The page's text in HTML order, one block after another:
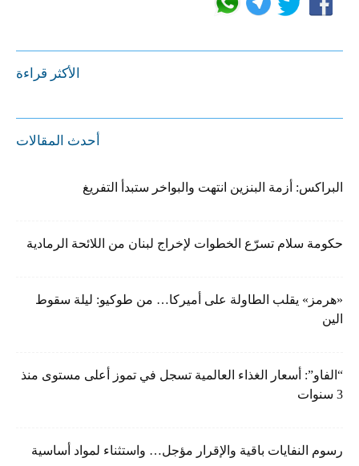
الأكثر قراءة
أحدث المقالات
البراكس: أزمة البنزين انتهت والبواخر ستبدأ التفريغ
حكومة سلام تسرّع الخطوات لإخراج لبنان من اللائحة الرمادية
«هرمز» يقلب الطاولة على أميركا… من طوكيو: ليلة سقوط
الين
“الفاو”: أسعار الغذاء العالمية تسجل في تموز أعلى مستوى منذ
3 سنوات
رسوم النفايات باقية والإقرار مؤجل… واستثناء لمواد أساسية